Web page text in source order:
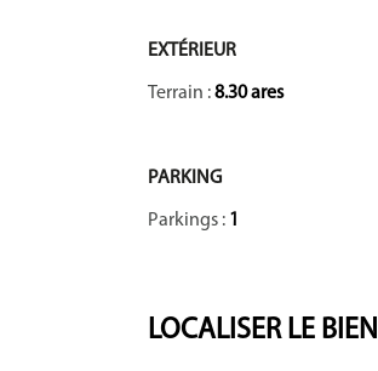
EXTÉRIEUR
Terrain :8.30 ares
PARKING
Parkings : 1
LOCALISERLE BIEN